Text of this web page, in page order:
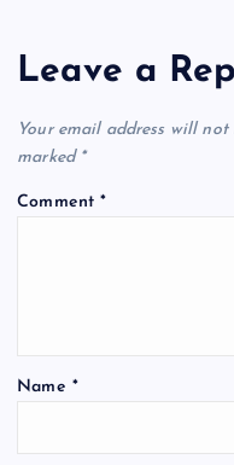
a
v
i
t
Leave a
Your email address will not
marked *
Comment*
Name *